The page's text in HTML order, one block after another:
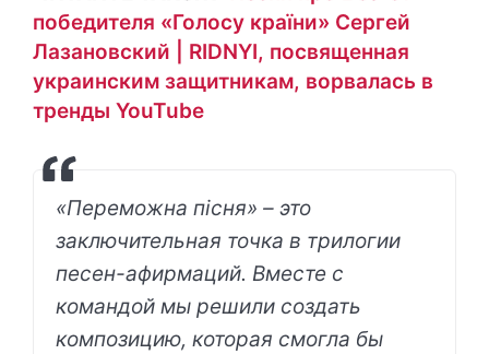
победителя «Голосу країни» Сергей
Лазановский | RIDNYI, посвященная
украинским защитникам, ворвалась в
тренды YouTube
«Переможна пісня» – это
заключительная точка в трилогии
песен-афирмаций. Вместе с
командой мы решили создать
композицию, которая смогла бы